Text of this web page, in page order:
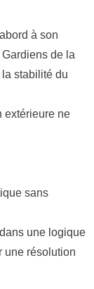
à son
de la
stabilité du
extérieure ne
sans
une logique
une résolution